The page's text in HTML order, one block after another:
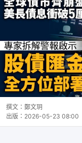
撰文： 鄭文玥
出版： 2026-05-23 08:00